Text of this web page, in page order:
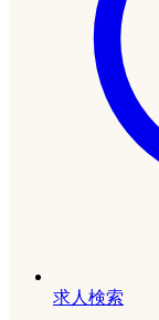
求人検索